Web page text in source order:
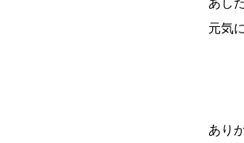
あし
元気
あり